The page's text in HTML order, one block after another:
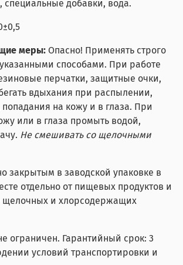
специальные добавки, вода.
меры: Опасно! Применять строго
способами. При работе
перчатки, защитные очки,
вдыхания при распылении,
на кожу и в глаза. При
или в глаза промыть водой,
Не смешивать со щелочными
закрытым в заводской упаковке в
отдельно от пищевых продуктов и
щелочных и хлорсодержащих
ограничен. Гарантийный срок: 3
условий транспортировки и